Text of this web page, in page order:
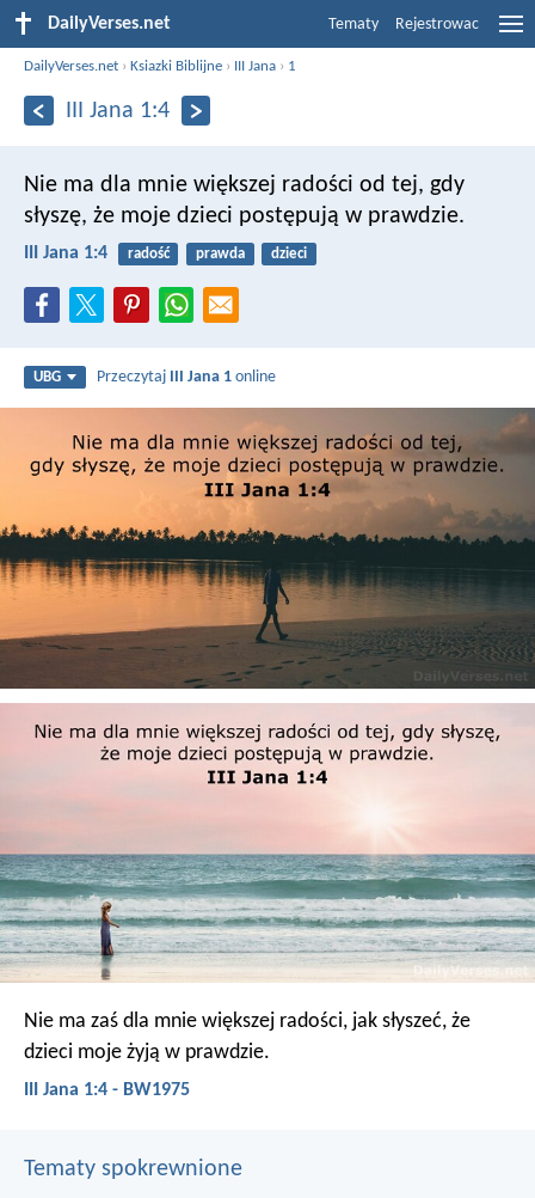
DailyVerses.net Tematy Rejestrowac
DailyVerses.net ›Ksiazki Biblijne › III Jana › 1
III Jana 1:4
Nie ma dla mnie większej radości od tej, gdy
słyszę, że moje dzieci postępują w prawdzie.
III Jana 1:4 radość prawda dzieci
UBG Przeczytaj III Jana 1 online
Nie ma zaś dla mnie większej radości, jak słyszeć, że
dzieci moje żyją w prawdzie.
III Jana 1:4 - BW1975
Tematy spokrewnione